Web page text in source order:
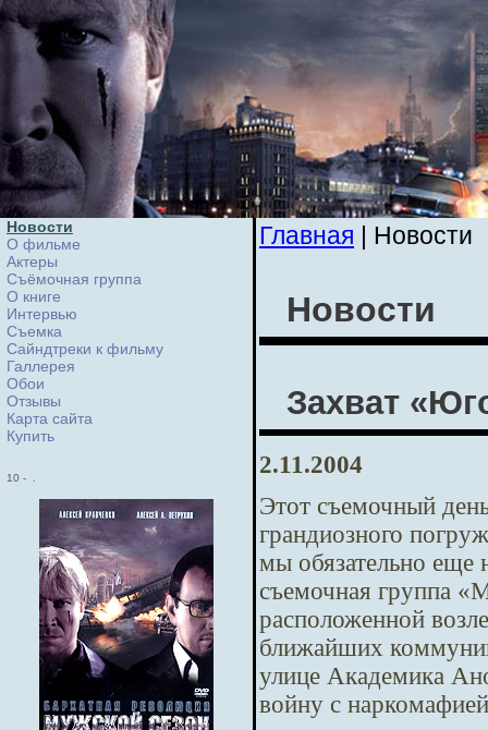
Новости
О фильме
Актеры
Съёмочная группа
О книге
Интервью
Cъемка
Сайндтреки к фильму
Галлерея
Обои
Отзывы
Карта сайта
Купить
10 -
Главная | Новости
Новости
Захват
2.11.2004
Этот съемочный
грандиозного
мы обязательно еще
съемочная группа
расположенной
ближайших
улице Академика
войну с